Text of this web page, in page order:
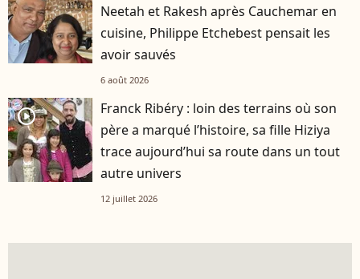
Neetah et Rakesh après Cauchemar en
cuisine, Philippe Etchebest pensait les
avoir sauvés
6 août 2026
player2
Franck Ribéry : loin des terrains où son
père a marqué l’histoire, sa fille Hiziya
trace aujourd’hui sa route dans un tout
autre univers
12 juillet 2026